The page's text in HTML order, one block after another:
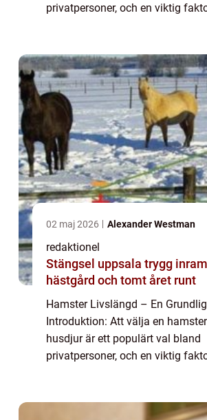
privatpersoner, och en viktig
över...
02 maj 2026 Alexander Westman
redaktionel
Stängsel uppsala trygg inramning av
hästgård och tomt året runt
Hamster Livslängd – En
Introduktion: Att välja en
husdjur är ett populärt val bland
privatpersoner, och en viktig